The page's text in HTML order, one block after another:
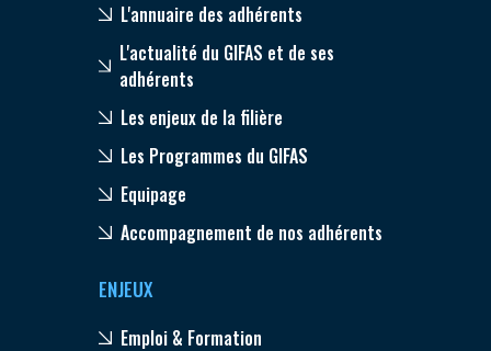
L'annuaire des adhérents
L'actualité du GIFAS et de ses
adhérents
Les enjeux de la filière
Les Programmes du GIFAS
Equipage
Accompagnement de nos adhérents
ENJEUX
Emploi & Formation